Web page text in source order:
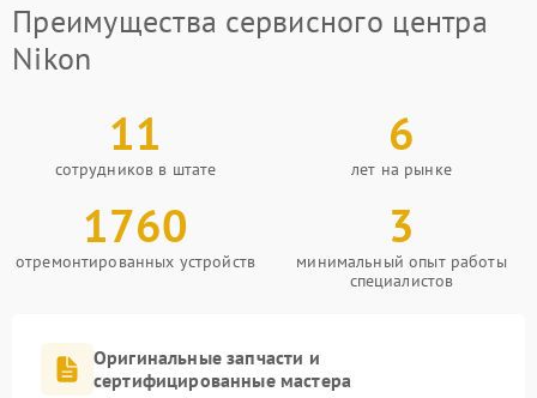
Преимущества сервисного центра
Nikon
11
сотрудников в штате
6
лет на рынке
1760
отремонтированных устройств
3
минимальный опыт работы
специалистов
Оригинальные запчасти и
сертифицированные мастера